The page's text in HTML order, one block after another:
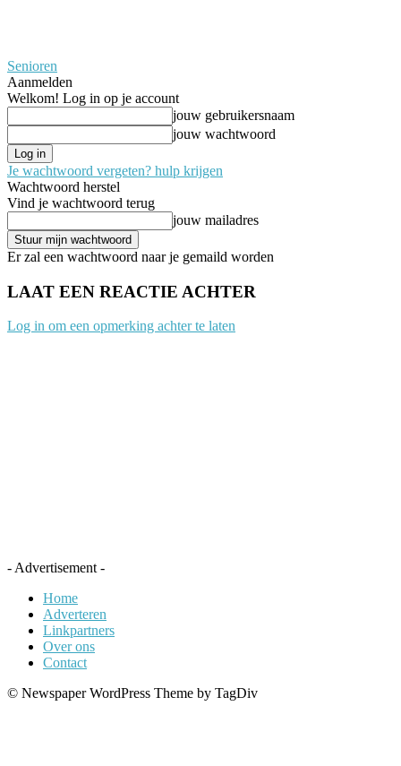
Senioren
Aanmelden
Welkom! Log in op je account
jouw gebruikersnaam
jouw wachtwoord
Je wachtwoord vergeten? hulp krijgen
Wachtwoord herstel
Vind je wachtwoord terug
jouw mailadres
Er zal een wachtwoord naar je gemaild worden
LAAT EEN REACTIE ACHTER
Log in om een opmerking achter te laten
- Advertisement -
Home
Adverteren
Linkpartners
Over ons
Contact
© Newspaper WordPress Theme by TagDiv